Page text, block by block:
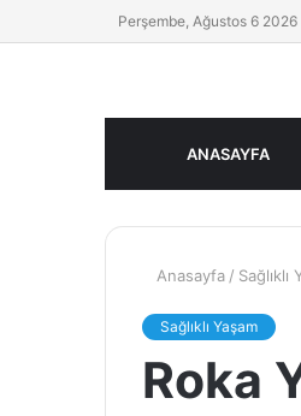
Perşembe, Ağustos 6 2026
ANASAYFA
Anasayfa / Sağlıklı
Sağlıklı Yaşam
Roka